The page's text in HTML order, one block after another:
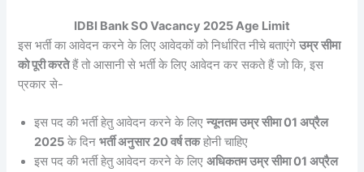
IDBI Bank SO Vacancy 2025 Age Limit
इस भर्ती का आवेदन करने के लिए आवेदकों को निर्धारित नीचे बताएंगेउम्र सीमा
को पूरी करतेहैं तो आसानी से भर्ती के लिए आवेदन कर सकते हैं जो कि, इस
प्रकार से-
इस पद की भर्ती हेतु आवेदन करने के लिएन्यूनतम उम्र सीमा 01 अप्रैल
2025 के दिनभर्ती अनुसार 20 वर्ष तकहोनी चाहिए
इस पद की भर्ती हेतु आवेदन करने के लिएअधिकतम उम्र सीमा 01 अप्रैल